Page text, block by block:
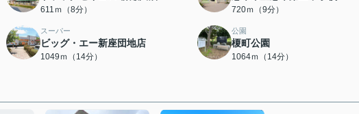
611ｍ（8分） 720ｍ（9分）
スーパー
ビッグ・エー新座団地店
1049ｍ（14分）
公園
榎町公園
1064ｍ（14分）